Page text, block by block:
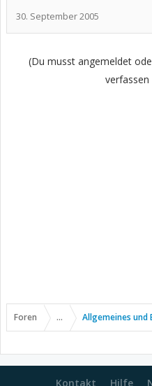
30. September 2005
(Du musst angemeldet
verfassen
Foren ... Allgemeines und
Kontakt Hilfe